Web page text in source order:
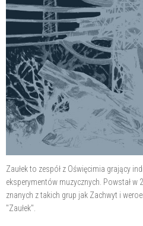
Zaułek to zespół z Oświęcimia grający
eksperymentów muzycznych. Powstał
znanych z takich grup jak Zachwyt i
"Zaułek".